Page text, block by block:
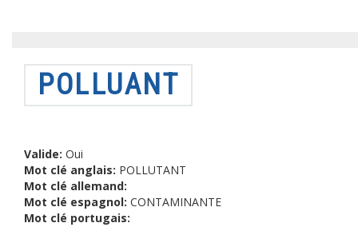
POLLUANT
Valide: Oui
Mot clé anglais: POLLUTANT
Mot clé allemand:
Mot clé espagnol: CONTAMINANTE
Mot clé portugais: